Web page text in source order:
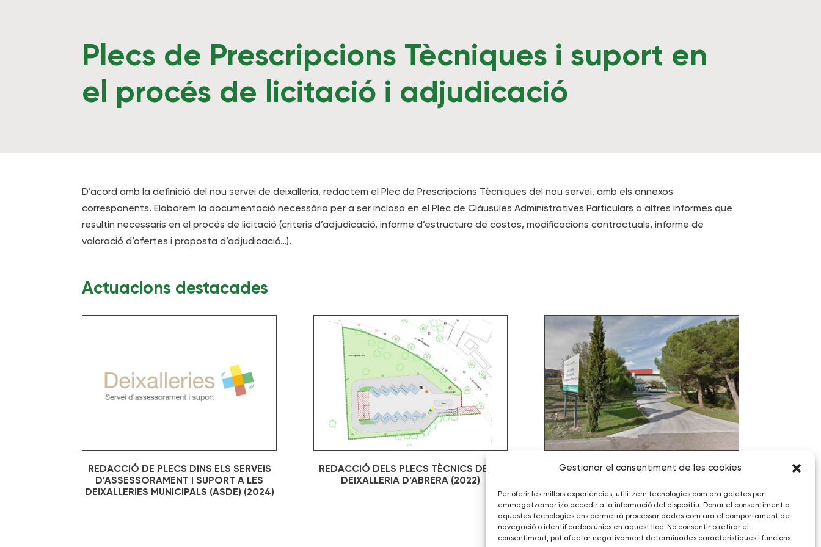
Gestionar el consentiment de les cookies
Per oferir les millors experiències, utilitzem tecnologies com ara galetes per
emmagatzemar i/o accedir a la informació del dispositiu. Donar el consentiment a
aquestes tecnologies ens permetrà processar dades com ara el comportament de
navegació o identificadors únics en aquest lloc. No consentir o retirar el
consentiment, pot afectar negativament determinades característiques i funcions.
Plecs de Prescripcions Tècniques i suport en
el procés de licitació i adjudicació
D’acord amb la definició del nou servei de deixalleria, redactem el Plec de Prescripcions Tècniques del nou servei, amb els annexos
corresponents. Elaborem la documentació necessària per a ser inclosa en el Plec de Clàusules Administratives Particulars o altres informes que
resultin necessaris en el procés de licitació (criteris d’adjudicació, informe d’estructura de costos, modificacions contractuals, informe de
valoració d’ofertes i proposta d’adjudicació…).
Actuacions destacades
REDACCIÓ DE PLECS DINS ELS SERVEIS
D’ASSESSORAMENT I SUPORT A LES
DEIXALLERIES MUNICIPALS (ASDE) (2024)
REDACCIÓ DELS PLECS TÈCNICS DE LA
DEIXALLERIA D’ABRERA (2022)
REDACCIÓ DEL PLEC DE CONDICIONS
D’ADJUDICACIÓ DEL SERVEI DE
DEIXALLERIA DE LA POBLA DE
CLARAMUNT (2020)